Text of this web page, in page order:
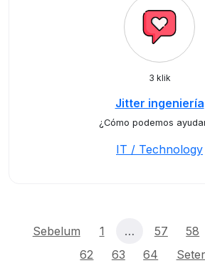
3 klik
Jitter ingeniería
¿Cómo podemos
IT / Technology
Sebelum 1 … 57 58
62
63 64